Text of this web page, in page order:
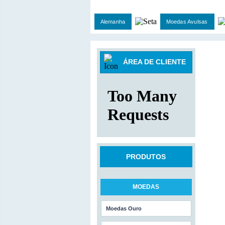
Alemanha Moedas Avulsas
ÁREA DE CLIENTE
PRODUTOS
MOEDAS
Moedas Ouro